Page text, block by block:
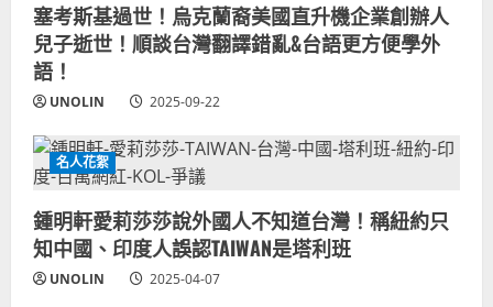
塞考斯基過世！烏克蘭裔美國直升機企業創辦人
兒子逝世！順談台灣翻譯錯亂&台語更方便學外
語！
UNOLIN 2025-09-22
名人花絮
鍾明軒愛莉莎莎說外國人不知道台灣！稱紐約只
知中國、印度人誤認TAIWAN是塔利班
UNOLIN 2025-04-07